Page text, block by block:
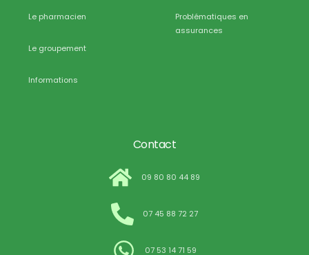
Le pharmacien
Le groupement
Informations
Problématiques en
assurances
Contact
09 80 80 44 89
07 45 88 72 27
07 53 14 71 59